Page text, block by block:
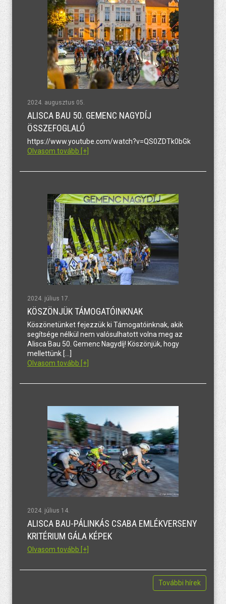
2024. augusztus 05.
ALISCA BAU 50. GEMENC NAGYDÍJ
ÖSSZEFOGLALÓ
https://www.youtube.com/watch?v=QS0ZDTk0bGk
Olvasom tovább [+]
2024. július 17.
KÖSZÖNJÜK TÁMOGATÓINKNAK
Köszönetünket fejezzük ki Támogatóinknak, akik
segítsége nélkül nem valósulhatott volna meg az
Alisca Bau 50. Gemenc Nagydíj! Köszönjük, hogy
mellettünk […]
Olvasom tovább [+]
2024. július 14.
ALISCA BAU-PÁLINKÁS CSABA EMLÉKVERSENY
KRITÉRIUM GÁLA KÉPEK
Olvasom tovább [+]
További hírek